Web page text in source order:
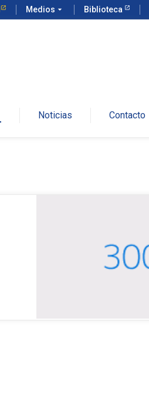
Medios arrow_drop_down Biblioteca
Noticias Contacto